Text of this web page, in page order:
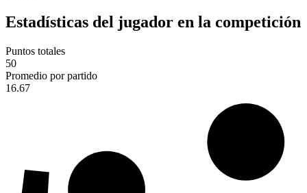
Estadísticas del jugador en la competición
Puntos totales
50
Promedio por partido
16.67